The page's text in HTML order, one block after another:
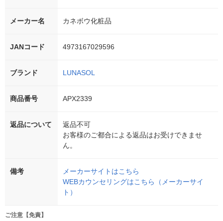
メーカー名 カネボウ化粧品
JANコード 4973167029596
ブランド LUNASOL
商品番号 APX2339
返品について
返品不可
お客様のご都合による返品はお受けできませ
ん。
備考
メーカーサイトはこちら
WEBカウンセリングはこちら（メーカーサイ
ト）
ご注意【免責】